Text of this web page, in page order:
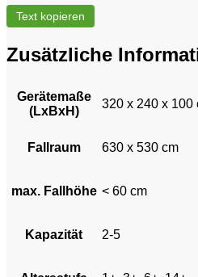
Text kopieren
Zusätzliche
Gerätemaße
(LxBxH)
320 x 240 x 100
Fallraum 630 x 530 cm
max. Fallhöhe < 60 cm
Kapazität 2-5